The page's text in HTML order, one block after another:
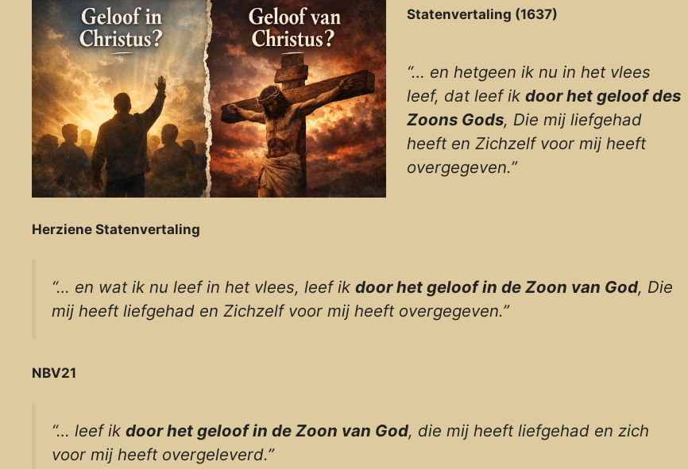
Statenvertaling (1637)
“… en hetgeen ik nu in het vlees
leef, dat leef ik door het geloof des
Zoons Gods, Die mij liefgehad
heeft en Zichzelf voor mij heeft
overgegeven.”
Herziene Statenvertaling
“… en wat ik nu leef in het vlees, leef ik door het geloof in de Zoon van God, Die
mij heeft liefgehad en Zichzelf voor mij heeft overgegeven.”
NBV21
“… leef ik door het geloof in de Zoon van God, die mij heeft liefgehad en zich
voor mij heeft overgeleverd.”